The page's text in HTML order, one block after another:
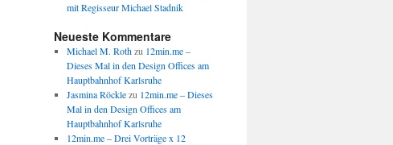
mit Regisseur Michael Stadnik
Neueste Kommentare
Michael M. Rothzu 12min.me –
Dieses Mal in den Design Offices am
Hauptbahnhof Karlsruhe
Jasmina Röcklezu 12min.me – Dieses
Mal in den Design Offices am
Hauptbahnhof Karlsruhe
12min.me – Drei Vorträge x 12